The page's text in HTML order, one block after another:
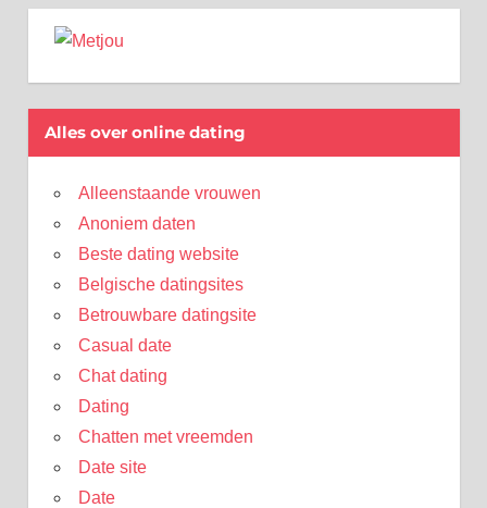
Alles over online dating
Alleenstaande vrouwen
Anoniem daten
Beste dating website
Belgische datingsites
Betrouwbare datingsite
Casual date
Chat dating
Dating
Chatten met vreemden
Date site
Date